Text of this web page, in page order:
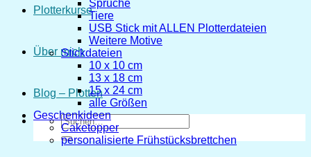
Plotterkurse
Über mich
Blog – Plotten
Suchen
nach:
Sprüche
Tiere
USB Stick mit ALLEN Plotterdateien
Weitere Motive
Stickdateien
10 x 10 cm
13 x 18 cm
15 x 24 cm
alle Größen
Geschenkideen
Caketopper
personalisierte Frühstücksbrettchen